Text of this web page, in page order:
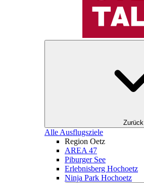
Zurück
Alle Ausflugsziele
Region Oetz
AREA 47
Piburger See
Erlebnisberg Hochoetz
Ninja Park Hochoetz